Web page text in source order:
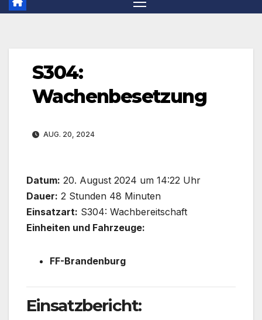
S304:
Wachenbesetzung
AUG. 20, 2024
Datum: 20. August 2024 um 14:22 Uhr
Dauer: 2 Stunden 48 Minuten
Einsatzart: S304: Wachbereitschaft
Einheiten und Fahrzeuge:
FF-Brandenburg
Einsatzbericht: